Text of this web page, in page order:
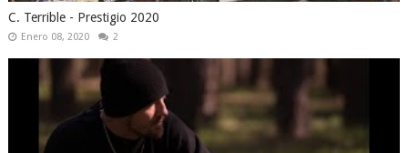
C. Terrible - Prestigio 2020
Enero 08, 2020 2